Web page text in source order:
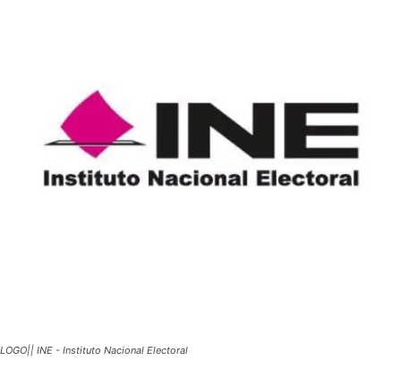
LOGO|| INE - Instituto Nacional Electoral